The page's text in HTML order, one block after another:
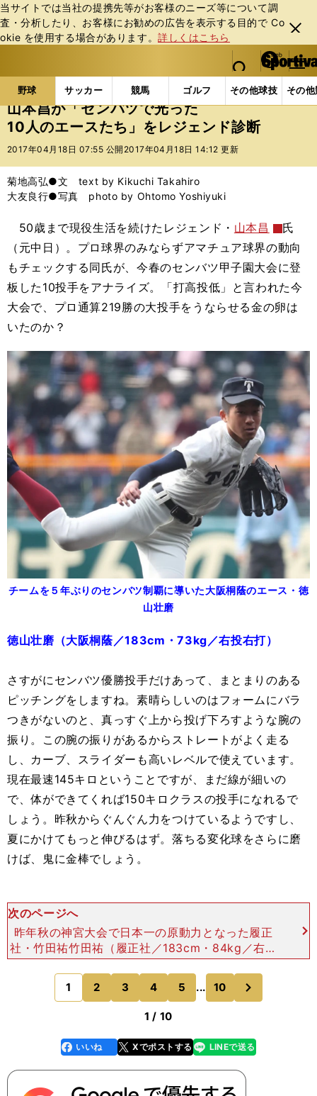
当サイトでは当社の提携先等がお客様のニーズ等について調
査・分析したり、お客様にお勧めの広告を表⽰する⽬的で Co
okie を使⽤する場合があります。詳しくはこちら
閉じ
る
web Sportiva (webスポルティーバ)
検索
マイペ
ー
ジ
メニュ
野球 サッカー 競馬 ゴルフ その他球技 その
b
ス
ポ
ル
バ
野球の記事一覧 高校野球他 山本昌が「センバツで
山本昌が「センバツで光った
10人のエースたち」をレジェンド診断
2017年04月18日 07:55 公開 2017年04月18日 14:12 更新
菊地高弘●文 text by Kikuchi Takahiro
大友良行●写真 photo by Ohtomo Yoshiyuki
50歳まで現役生活を続けたレジェンド・ 山本昌
氏
（元中日）。プロ球界のみならずアマチュア球界の動向
もチェックする同氏が、今春のセンバツ甲子園大会に登
板した10投手をアナライズ。「打高投低」と言われた今
大会で、プロ通算219勝の大投手をうならせる金の卵は
いたのか？
チームを５年ぶりのセンバツ制覇に導いた大阪桐蔭のエース・徳
山壮磨
徳山壮磨（大阪桐蔭／183cm・73kg／右投右打）
さすがにセンバツ優勝投手だけあって、まとまりのある
ピッチングをしますね。素晴らしいのはフォームにバラ
つきがないのと、真っすぐ上から投げ下ろすような腕の
振り。この腕の振りがあるからストレートがよく走る
し、カーブ、スライダーも高いレベルで使えています。
現在最速145キロということですが、まだ線が細いの
で、体ができてくれば150キロクラスの投手になれるで
しょう。昨秋からぐんぐん力をつけているようですし、
夏にかけてもっと伸びるはず。落ちる変化球をさらに磨
けば、鬼に金棒でしょう。
次のページへ
昨年秋の神宮大会で日本一の原動力となった履正
社・竹田祐竹田祐（履正社／183cm・84kg／右投
右打）彼もセンバツの決勝まで勝ち上がった投手と
いうこともあり、ゲームメークがうまい実戦派です
ね。特徴的な
1 2 3 4 5 ... 10
1 / 10
faceboo
k
いいね Xでポストする
line LINEで送る